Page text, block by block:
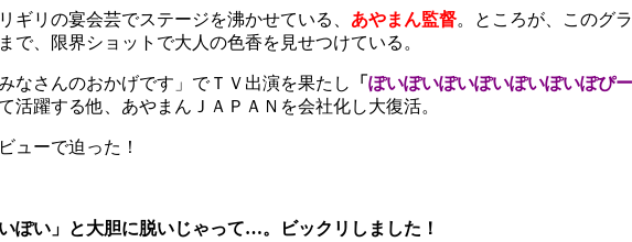
リの宴会芸でステージを沸かせている、 あやまん監督。ところが、このグ
、限界ショットで大人の色香を見せつけている。
なさんのおかげです」でＴＶ出演を果たし 「 ぽいぽいぽいぽいぽいぽいぽぴー
躍する他、あやまんＪＡＰＡＮを会社化し大復活。
ーで迫った！
い」と大胆に脱いじゃって…。ビックリしました！